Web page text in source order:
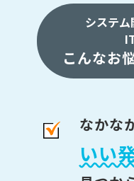
システム
こんなお
なかな
いい